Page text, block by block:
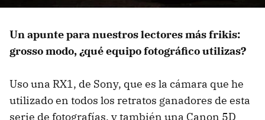
Un apunte para nuestros lectores más frikis:
grosso modo, ¿qué equipo fotográfico utilizas?
Uso una RX1, de Sony, que es la cámara que he
utilizado en todos los retratos ganadores de esta
serie de fotografías, y también una Canon 5D